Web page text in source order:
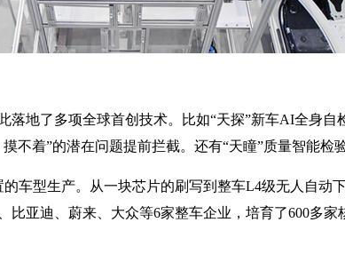
地了多项全球首创技术。比如“天探”新车AI全身
不着”的潜在问题提前拦截。还有“天瞳”质量智能检
车型生产。从一块芯片的刷写到整车L4级无人自动
亚迪、蔚来、大众等6家整车企业，培育了600多